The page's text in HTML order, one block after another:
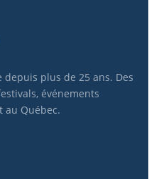
plus de 25 ans. Des
événements
Québec.